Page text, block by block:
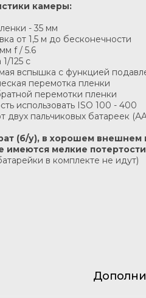
камеры:
- 35 мм
от 1,5 м до бесконечности
f / 5.6
125 c
вспышка с функцией
перемотка пленки
перемотки пленки
использовать ISO 100 - 400
двух пальчиковых батареек
(б/у), в хорошем внешнем
имеются мелкие потертости
в комплекте не идут)